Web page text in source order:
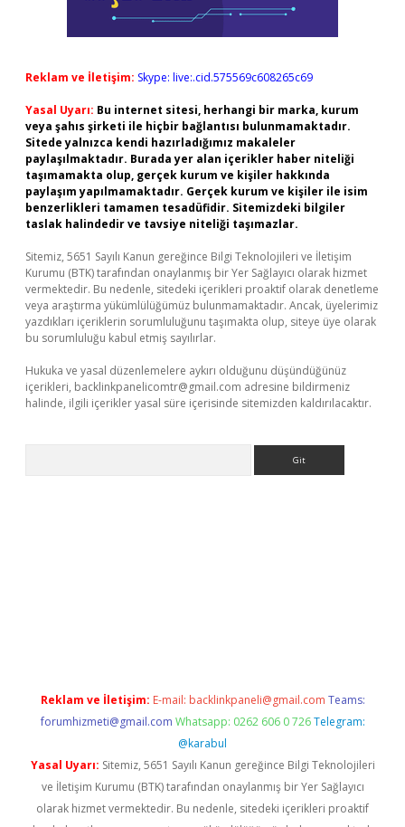
Reklam ve İletişim: Skype: live:.cid.575569c608265c69
Yasal Uyarı: Bu internet sitesi, herhangi bir marka, kurum
veya şahıs şirketi ile hiçbir bağlantısı bulunmamaktadır.
Sitede yalnızca kendi hazırladığımız makaleler
paylaşılmaktadır. Burada yer alan içerikler haber niteliği
taşımamakta olup, gerçek kurum ve kişiler hakkında
paylaşım yapılmamaktadır. Gerçek kurum ve kişiler ile isim
benzerlikleri tamamen tesadüfidir. Sitemizdeki bilgiler
taslak halindedir ve tavsiye niteliği taşımazlar.
Sitemiz, 5651 Sayılı Kanun gereğince Bilgi Teknolojileri ve İletişim
Kurumu (BTK) tarafından onaylanmış bir Yer Sağlayıcı olarak hizmet
vermektedir. Bu nedenle, sitedeki içerikleri proaktif olarak denetleme
veya araştırma yükümlülüğümüz bulunmamaktadır. Ancak, üyelerimiz
yazdıkları içeriklerin sorumluluğunu taşımakta olup, siteye üye olarak
bu sorumluluğu kabul etmiş sayılırlar.
Hukuka ve yasal düzenlemelere aykırı olduğunu düşündüğünüz
içerikleri, backlinkpanelicomtr@gmail.com adresine bildirmeniz
halinde, ilgili içerikler yasal süre içerisinde sitemizden kaldırılacaktır.
Reklam ve İletişim: E-mail: backlinkpaneli@gmail.com Teams:
forumhizmeti@gmail.com Whatsapp: 0262 606 0 726 Telegram:
@karabul
Yasal Uyarı: Sitemiz, 5651 Sayılı Kanun gereğince Bilgi Teknolojileri
ve İletişim Kurumu (BTK) tarafından onaylanmış bir Yer Sağlayıcı
olarak hizmet vermektedir. Bu nedenle, sitedeki içerikleri proaktif